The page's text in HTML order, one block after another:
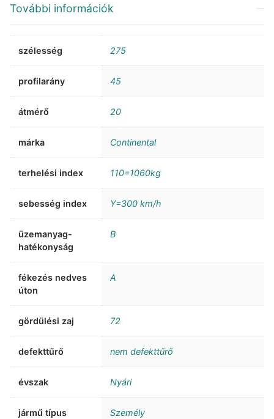
További információk
szélesség 275
profilarány 45
átmérő 20
márka Continental
terhelési index 110=1060kg
sebesség index Y=300 km/h
üzemanyag-
hatékonyság
B
fékezés nedves
úton
A
gördülési zaj 72
defekttűrő nem defekttűrő
évszak Nyári
jármű típus Személy